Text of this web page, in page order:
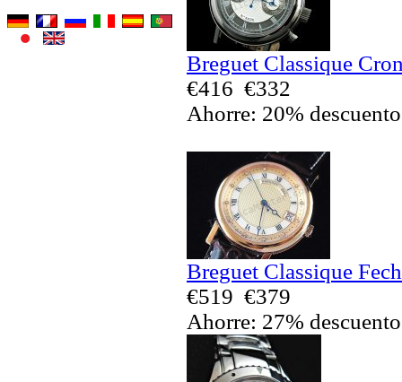
Breguet Classique
€416 €332
Ahorre: 20% descuento
Breguet Classique
€519 €379
Ahorre: 27% descuento